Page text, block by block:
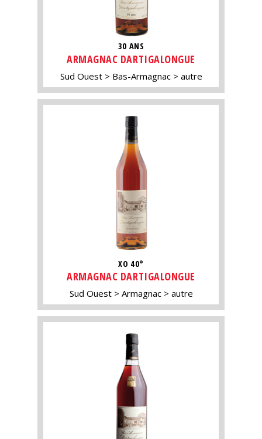
30 ANS
ARMAGNAC DARTIGALONGUE
Sud Ouest Bas-Armagnac autre
XO 40°
ARMAGNAC DARTIGALONGUE
Sud Ouest Armagnac autre